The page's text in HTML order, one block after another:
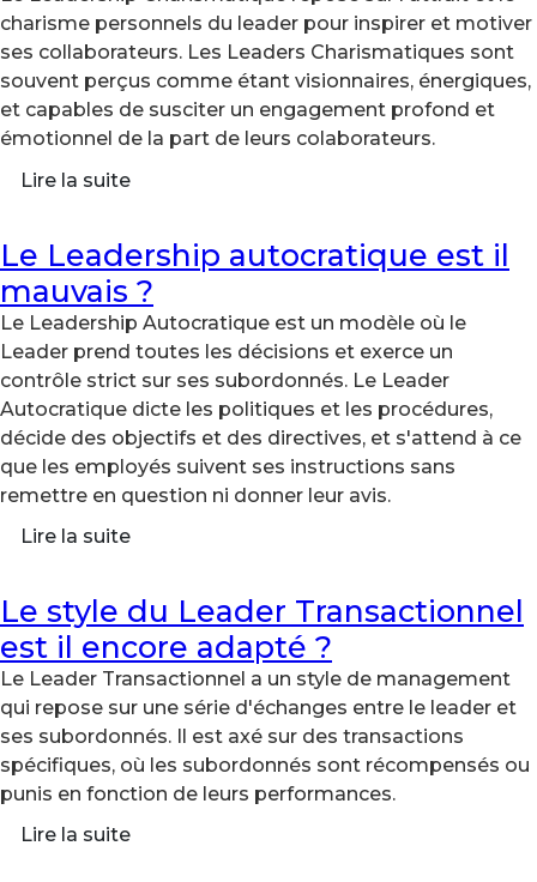
charisme personnels du leader pour inspirer et motiver
ses collaborateurs. Les Leaders Charismatiques sont
souvent perçus comme étant visionnaires, énergiques,
et capables de susciter un engagement profond et
émotionnel de la part de leurs colaborateurs.
Lire la suite
Le Leadership autocratique est il
mauvais ?
Le Leadership Autocratique est un modèle où le
Leader prend toutes les décisions et exerce un
contrôle strict sur ses subordonnés. Le Leader
Autocratique dicte les politiques et les procédures,
décide des objectifs et des directives, et s'attend à ce
que les employés suivent ses instructions sans
remettre en question ni donner leur avis.
Lire la suite
Le style du Leader Transactionnel
est il encore adapté ?
Le Leader Transactionnel a un style de management
qui repose sur une série d'échanges entre le leader et
ses subordonnés. Il est axé sur des transactions
spécifiques, où les subordonnés sont récompensés ou
punis en fonction de leurs performances.
Lire la suite